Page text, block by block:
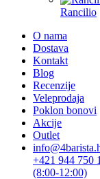
Rancilio
O nama
Dostava
Kontakt
Blog
Recenzije
Veleprodaja
Poklon bonovi
Akcije
Outlet
+421 944 750
(8:00-12:00)